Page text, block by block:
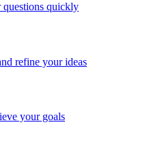
questions quickly
refine your ideas
your goals